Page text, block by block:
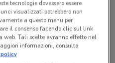
tecnologie dovessero essere
visualizzati potrebbero non
a questo menu per
il consenso facendo clic sul link
Tali scelte avranno effetto nel
informazioni, consulta